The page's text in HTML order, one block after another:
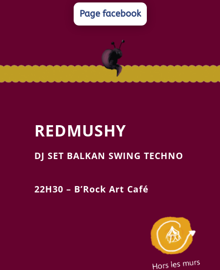
Page facebook
REDMUSHY
DJ SET BALKAN SWING TECHNO
22H30 – B’Rock Art Café